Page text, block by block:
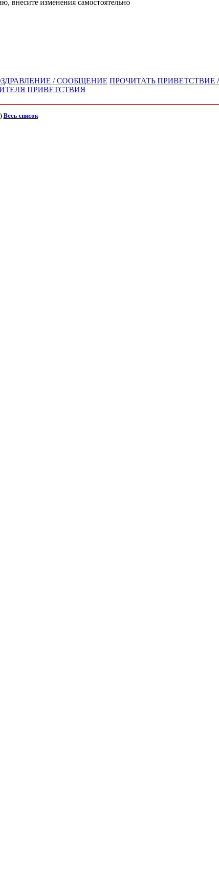
изменения самостоятельно
/ СООБЩЕНИЕ ПРОЧИТАТЬ ПРИВЕТСТВИЕ /
ПРИВЕТСТВИЯ
Весь список